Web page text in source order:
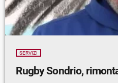
SERVIZI
Rugby Sondrio,